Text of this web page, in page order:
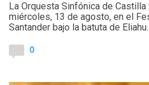
La Orquesta Sinfónica de
miércoles, 13 de agosto, en el
Santander bajo la batuta de
0